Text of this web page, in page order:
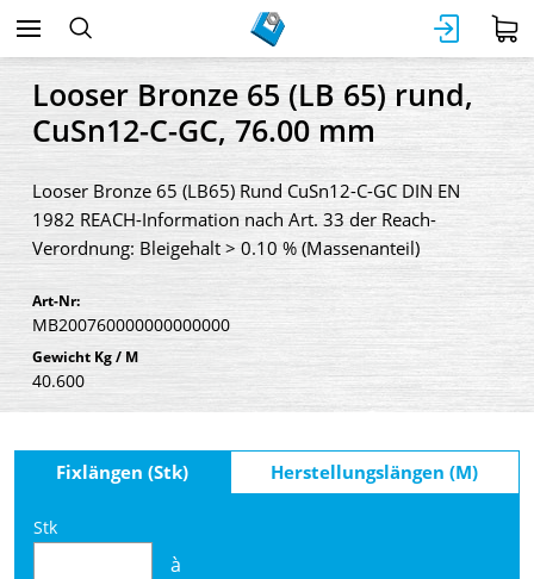
Looser Bronze 65 (LB 65) rund,
CuSn12-C-GC, 76.00 mm
Looser Bronze 65 (LB65) Rund CuSn12-C-GC DIN EN
1982 REACH-Information nach Art. 33 der Reach-
Verordnung: Bleigehalt > 0.10 % (Massenanteil)
Art-Nr:
MB200760000000000000
Gewicht Kg / M
40.600
Fixlängen (Stk) Herstellungslängen (M)
Stk
à